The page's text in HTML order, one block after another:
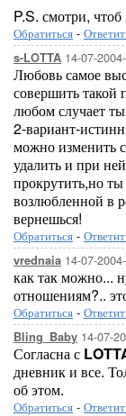
P.S. смотри,
Обратиться -
s-LOTTA 14-07-
Любовь самое
совершить такой
любом случает
2-вариант-
можно изменить
удалить и при
прокрутить,но
возлюбленной в
вернешься!
Обратиться -
vrednaia 14-07-
как так можно...
отношениям?..
Обратиться -
Bling_Baby 14-07-
Согласна с
дневник и все.
об этом.
Обратиться -